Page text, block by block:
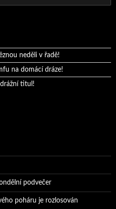
neděli v řadě!
na domácí dráze!
titul!
podvečer
poháru je rozlosován